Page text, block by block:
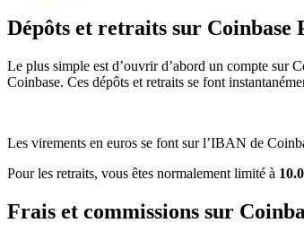
Dépôts et retraits sur Coinbase
Le plus simple est d’ouvrir d’abord un compte sur
Coinbase. Ces dépôts et retraits se font
Les virements en euros se font sur l’IBAN de
Pour les retraits, vous êtes normalement limité à
Frais et commissions sur